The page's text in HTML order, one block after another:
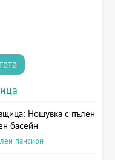
Нощувка с пълен
басейн
пансион